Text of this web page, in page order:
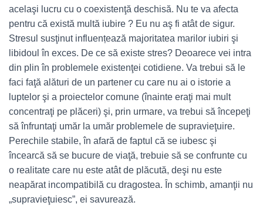
acelaşi lucru cu o coexistenţă deschisă. Nu te va afecta
pentru că există multă iubire ? Eu nu aş fi atât de sigur.
Stresul susţinut influențează majoritatea marilor iubiri şi
libidoul în exces. De ce să existe stres? Deoarece vei intra
din plin în problemele existenţei cotidiene. Va trebui să le
faci faţă alături de un partener cu care nu ai o istorie a
luptelor şi a proiectelor comune (înainte eraţi mai mult
concentraţi pe plăceri) şi, prin urmare, va trebui să începeţi
să înfruntaţi umăr la umăr problemele de supravieţuire.
Perechile stabile, în afară de faptul că se iubesc şi
încearcă să se bucure de viaţă, trebuie să se confrunte cu
o realitate care nu este atât de plăcută, deşi nu este
neapărat incompatibilă cu dragostea. În schimb, amanţii nu
„supravieţuiesc”, ei savurează.